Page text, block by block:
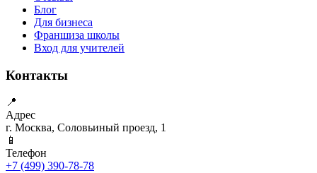
Блог
Для бизнеса
Франшиза школы
Вход для учителей
Контакты
📍
Адрес
г. Москва, Соловьиный проезд, 1
📱
Телефон
+7 (499) 390-78-78